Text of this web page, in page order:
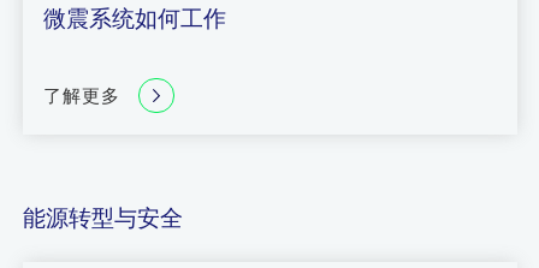
微震系统如何工作
了解更多
能源转型与安全